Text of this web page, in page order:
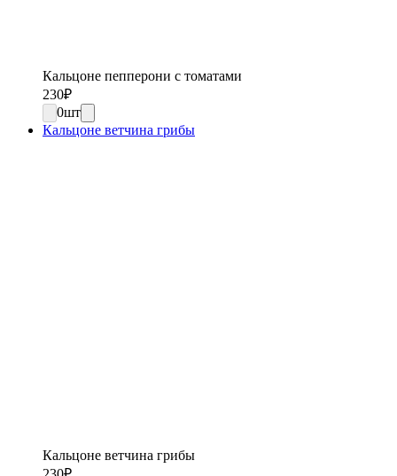
Кальцоне пепперони с томатами
230₽
0шт
Кальцоне ветчина грибы
Кальцоне ветчина грибы